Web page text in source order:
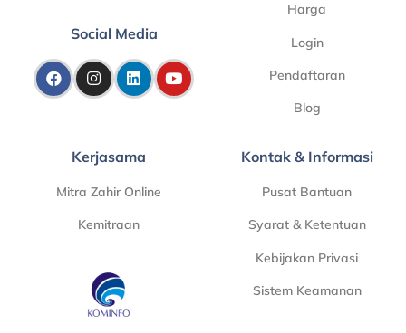
Social Media
Harga
Login
Pendaftaran
Blog
Kerjasama
Mitra Zahir Online
Kemitraan
Kontak & Informasi
Pusat Bantuan
Syarat & Ketentuan
Kebijakan Privasi
Sistem Keamanan